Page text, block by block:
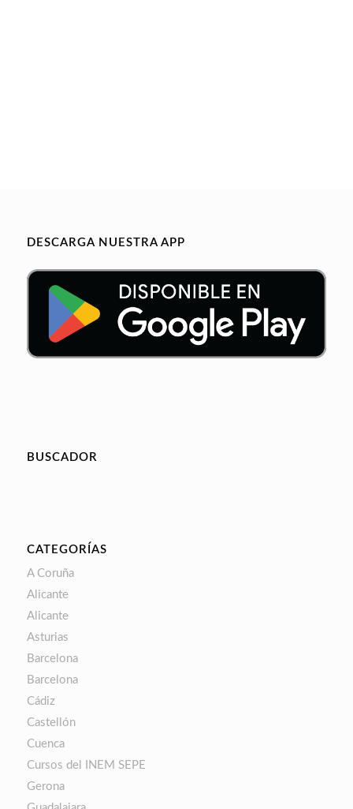
DESCARGA NUESTRA APP
BUSCADOR
CATEGORÍAS
A Coruña
Alicante
Alicante
Asturias
Barcelona
Barcelona
Cádiz
Castellón
Cuenca
Cursos del INEM SEPE
Gerona